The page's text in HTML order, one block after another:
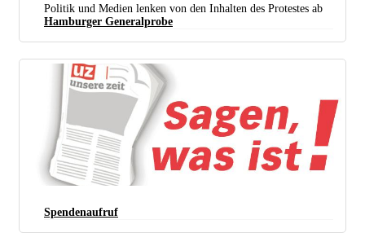
Gerüstet Für Den Bürgerkrieg (foto: Christian Martischius)
Politik und Medien lenken von den Inhalten des Protestes ab
Hamburger Generalprobe
Spendenaufruf